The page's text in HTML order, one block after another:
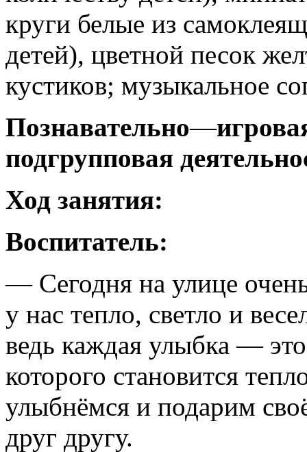
круги белые из
детей), цветной песок
кустиков; музыкальное
Познавательно—
подгрупповая
Ход занятия:
Воспитатель:
— Сегодня на улице
у нас тепло, светло и
ведь каждая улыбка —
которого становится
улыбнёмся и подарим
друг другу.